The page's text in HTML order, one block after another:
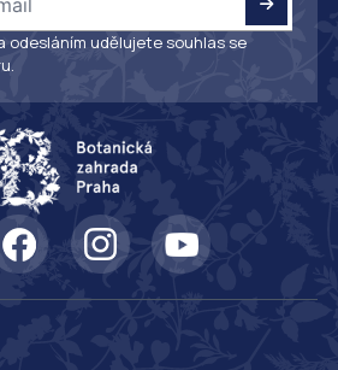
odesláním udělujete souhlas se